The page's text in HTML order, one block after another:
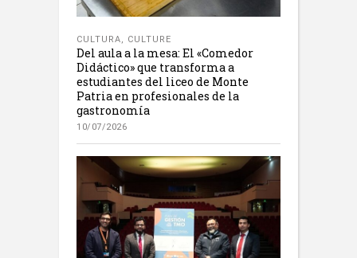
CULTURA, CULTURE
Del aula a la mesa: El «Comedor
Didáctico» que transforma a
estudiantes del liceo de Monte
Patria en profesionales de la
gastronomía
10/07/2026